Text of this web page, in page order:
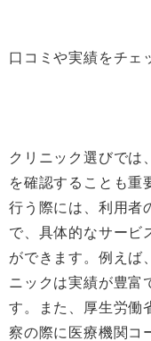
口コミや実績をチェ
クリニック選びでは
を確認することも重
行う際には、利用者
で、具体的なサービ
ができます。例えば
ニックは実績が豊富
す。また、厚生労働
察の際に医療機関コ